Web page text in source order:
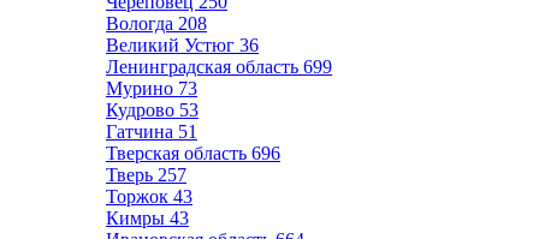
Вологда 208
Великий Устюг 36
Ленинградская область 699
Мурино 73
Кудрово 53
Гатчина 51
Тверская область 696
Тверь 257
Торжок 43
Кимры 43